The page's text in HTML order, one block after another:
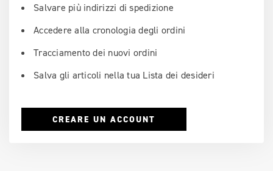
Salvare più indirizzi di spedizione
Accedere alla cronologia degli ordini
Tracciamento dei nuovi ordini
Salva gli articoli nella tua Lista dei desideri
CREARE UN ACCOUNT